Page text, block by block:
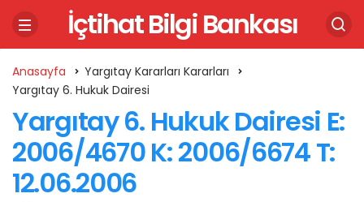
İçtihat Bilgi Bankası
Anasayfa
Yargıtay Kararları Kararları
Yargıtay 6. Hukuk Dairesi
Yargıtay 6. Hukuk Dairesi E:
2006/4670 K: 2006/6674 T:
12.06.2006